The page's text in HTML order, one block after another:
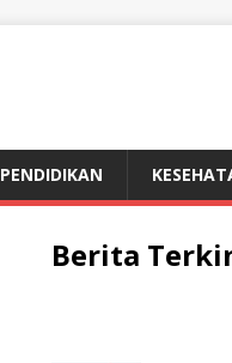
PENDIDIKAN
Berita